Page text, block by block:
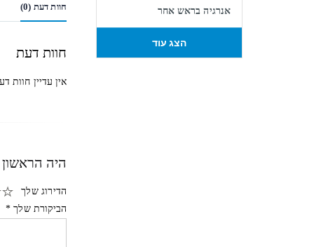
חוות דעת (0)
חוות דעת
אין עדיין חוות
היה
הדירוג שלך
הביקורת שלך *
אנרגיה בראש אחר
הצג עוד